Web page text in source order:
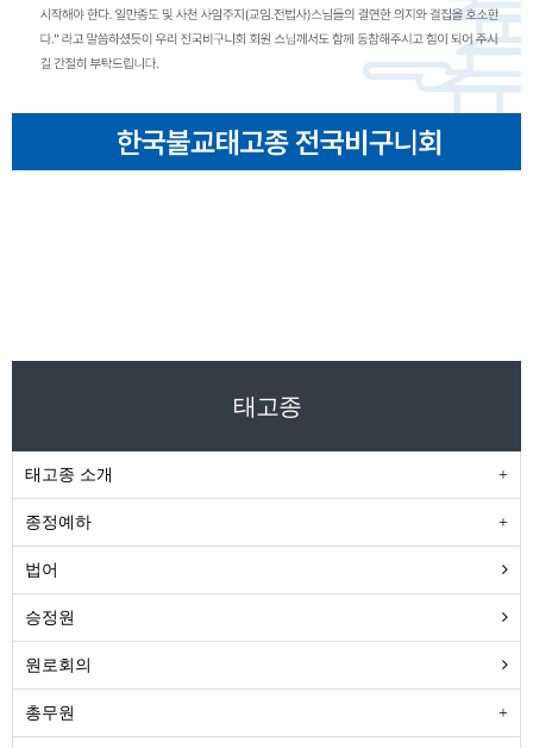
태고종
태고종 소개
종정예하
법어
승정원
원로회의
총무원